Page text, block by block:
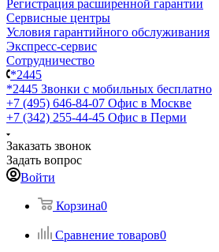
Регистрация расширенной гарантии
Сервисные центры
Условия гарантийного обслуживания
Экспресс-сервис
Сотрудничество
*2445
*2445 Звонки с мобильных бесплатно
+7 (495) 646-84-07 Офис в Москве
+7 (342) 255-44-45 Офис в Перми
Заказать звонок
Задать вопрос
Войти
Корзина0
Сравнение товаров0